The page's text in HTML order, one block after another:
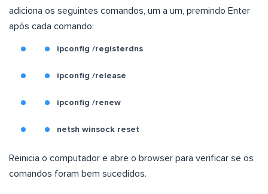
adiciona os seguintes comandos, um a um, premindo Enter
após cada comando:
ipconfig /registerdns
ipconfig /release
ipconfig /renew
netsh winsock reset
Reinicia o computador e abre o browser para verificar se os
comandos foram bem sucedidos.